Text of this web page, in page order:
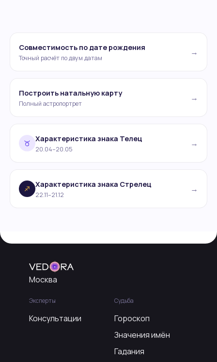
Совместимость по дате рождения
Точный расчёт по двум датам
→
Построить натальную карту
Полный астропортрет
→
Характеристика знака Телец
20.04–20.05
→
Характеристика знака Стрелец
22.11–21.12
→
Москва
Эксперты
Консультации
Судьба
Гороскоп
Значения имён
Гадания